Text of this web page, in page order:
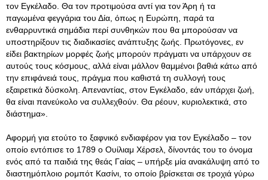
τον Εγκέλαδο . Θα τον προτιμούσα αντί για τον Άρη ή τα
παγωμένα φεγγάρια του Δία, όπως η Ευρώπη, παρά τα
ενθαρρυντικά σημάδια περί συνθηκών που θα μπορούσαν να
υποστηρίξουν τις διαδικασίες ανάπτυξης ζωής. Πρωτόγονες, εν
είδει βακτηρίων μορφές ζωής μπορούν πράγματι να υπάρχουν σε
αυτούς τους κόσμους, αλλά είναι μάλλον θαμμένοι βαθιά κάτω από
την επιφάνειά τους, πράγμα που καθιστά τη συλλογή τους
εξαιρετικά δύσκολη. Απεναντίας, στον Εγκέλαδο, εάν υπάρχει ζωή,
θα είναι πανεύκολο να συλλεχθούν. Θα ρέουν, κυριολεκτικά, στο
διάστημα».
Αφορμή για ετούτο το ξαφνικό ενδιαφέρον για τον Εγκέλαδο – τον
οποίο εντόπισε το 1789 ο Ουίλιαμ Χέρσελ, δίνοντάς του το όνομα
ενός από τα παιδιά της θεάς Γαίας – υπήρξε μία ανακάλυψη από το
διαστημόπλοιο ρομπότ Κασίνι, το οποίο βρίσκεται σε τροχιά γύρω